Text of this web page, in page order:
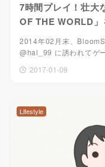
7時間プレイ！壮大
OF THE WORLD」
2014年02月末、
@hal_99 に誘われてゲ
2017-01-09
Lifestyle